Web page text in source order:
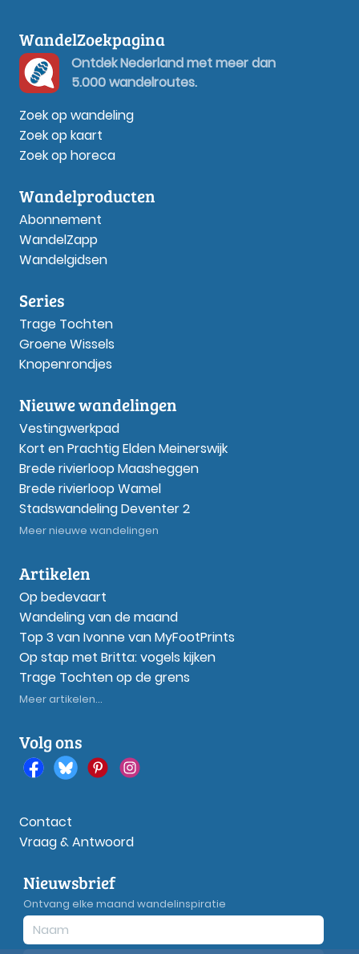
WandelZoekpagina
Ontdek Nederland met meer dan
5.000 wandelroutes.
Zoek op wandeling
Zoek op kaart
Zoek op horeca
Wandelproducten
Abonnement
WandelZapp
Wandelgidsen
Series
Trage Tochten
Groene Wissels
Knopenrondjes
Nieuwe wandelingen
Vestingwerkpad
Kort en Prachtig Elden Meinerswijk
Brede rivierloop Maasheggen
Brede rivierloop Wamel
Stadswandeling Deventer 2
Meer nieuwe wandelingen
Artikelen
Op bedevaart
Wandeling van de maand
Top 3 van Ivonne van MyFootPrints
Op stap met Britta: vogels kijken
Trage Tochten op de grens
Meer artikelen...
Volg ons
Contact
Vraag & Antwoord
Nieuwsbrief
Ontvang elke maand wandelinspiratie